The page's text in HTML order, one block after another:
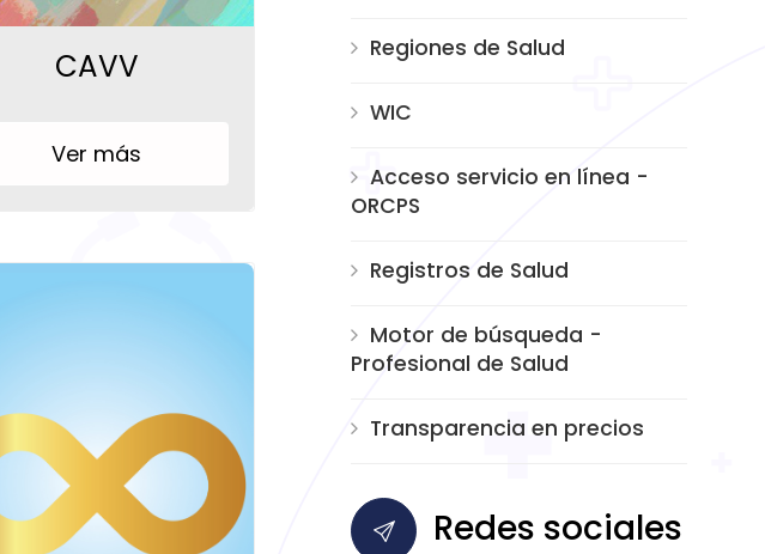
CAVV
Ver más
Regiones de Salud
WIC
Acceso servicio en línea -
ORCPS
Registros de Salud
Motor de búsqueda -
Profesional de Salud
Transparencia en precios
Redes sociales